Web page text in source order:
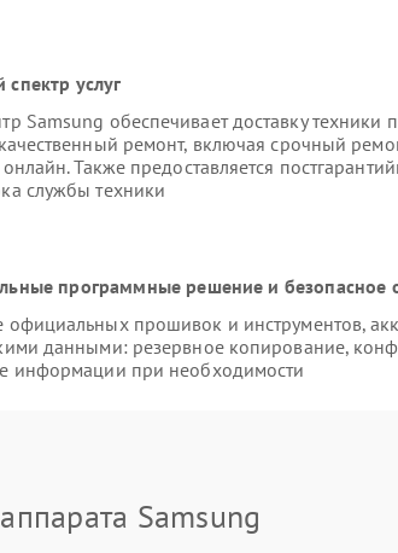
услуг
Samsung обеспечивает доставку техники
ремонт, включая срочный
онлайн. Также предоставляется
службы техники
программные решение и безопасное
официальных прошивок и инструментов,
данными: резервное копирование,
информации при необходимости
Samsung